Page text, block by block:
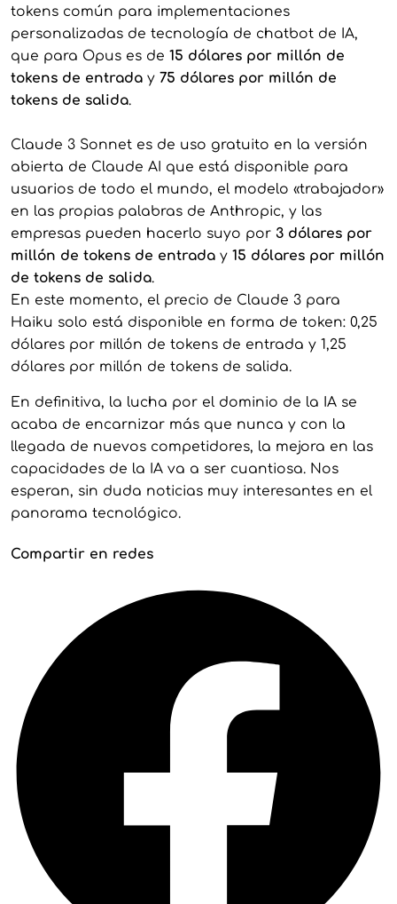
tokens común para implementaciones
personalizadas de tecnología de chatbot de IA,
que para Opus es de 15 dólares por millón de
tokens de entraday 75 dólares por millón de
tokens de salida.
Claude 3 Sonnet es de uso gratuito en la versión
abierta de Claude AI que está disponible para
usuarios de todo el mundo, el modelo «trabajador»
en las propias palabras de Anthropic, y las
empresas pueden hacerlo suyo por 3 dólares por
millón de tokens de entraday 15 dólares por millón
de tokens de salida.
En este momento, el precio de Claude 3 para
Haiku solo está disponible en forma de token: 0,25
dólares por millón de tokens de entrada y 1,25
dólares por millón de tokens de salida.
En definitiva, la lucha por el dominio de la IA se
acaba de encarnizar más que nunca y con la
llegada de nuevos competidores, la mejora en las
capacidades de la IA va a ser cuantiosa. Nos
esperan, sin duda noticias muy interesantes en el
panorama tecnológico.
Compartir en redes